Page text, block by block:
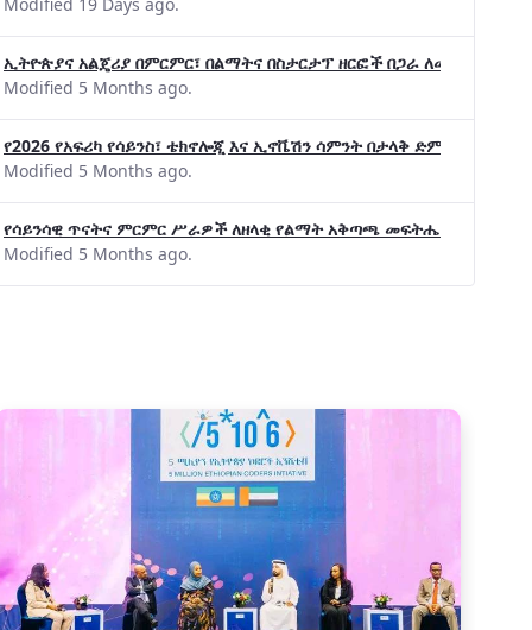
ኢትዮጵያና አልጄሪያ በምርምር፣ በልማትና በስታርታፕ ዘርፎች በጋራ ለመስራት መከሩ፡፡
Modified 5 Months ago.
የ2026 የአፍሪካ የሳይንስ፣ ቴክኖሎጂ እና ኢኖቬሽን ሳምንት በታላቅ ድምቀት
Modified 5 Months ago.
የሳይንሳዊ ጥናትና ምርምር ሥራዎች ለዘላቂ የልማት አቅጣጫ መፍትሔ ጠቋሚ
Modified 5 Months ago.